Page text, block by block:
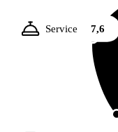
Service 7,6